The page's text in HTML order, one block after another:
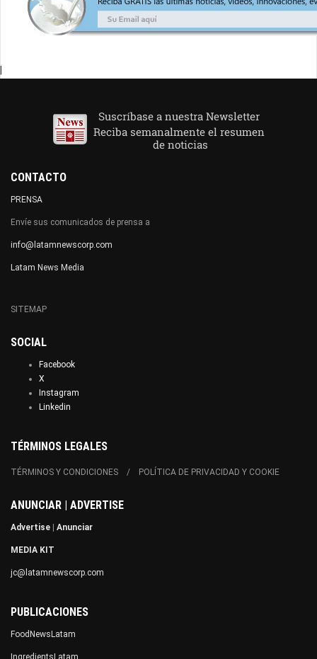
CONTACTO
PRENSA
Envíe sus comunicados de prensa a
info@latamnewscorp.com
Latam News Media
SITEMAP
SOCIAL
Facebook
X
Instagram
Linkedin
TÉRMINOS LEGALES
TÉRMINOS Y CONDICIONES POLÍTICA DE PRIVACIDAD Y COOKIE
ANUNCIAR | ADVERTISE
Advertise Anunciar
MEDIA KIT
jc@latamnewscorp.com
PUBLICACIONES
FoodNewsLatam
IngredientsLatam